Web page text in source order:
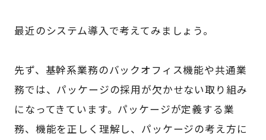
最近のシステム導入で考えてみましょう。
先ず、基幹系業務のバックオフィス機能や共通業
務では、パッケージの採用が欠かせない取り組み
になってきています。パッケージが定義する業
務、機能を正しく理解し、パッケージの考え方に